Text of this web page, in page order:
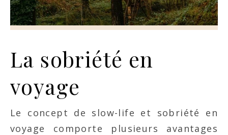
La sobriété en
voyage
Le concept de slow-life et sobriété en
voyage comporte plusieurs avantages